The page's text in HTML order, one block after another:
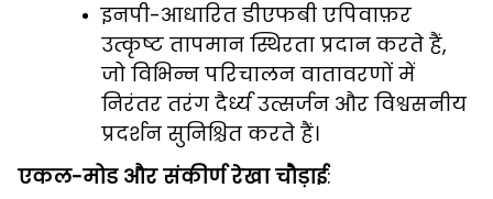
इनपी-आधारित डीएफबी एपिवाफ़र
उत्कृष्ट तापमान स्थिरता प्रदान करते हैं,
जो विभिन्न परिचालन वातावरणों में
निरंतर तरंग दैर्ध्य उत्सर्जन और विश्वसनीय
प्रदर्शन सुनिश्चित करते हैं।
एकल-मोड और संकीर्ण रेखा चौड़ाई: